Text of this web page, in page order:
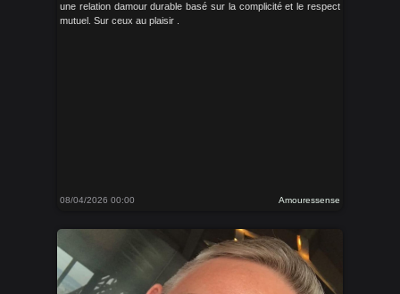
une relation damour durable basé sur la complicité et le respect
mutuel. Sur ceux au plaisir .
08/04/2026 00:00 Amouressense